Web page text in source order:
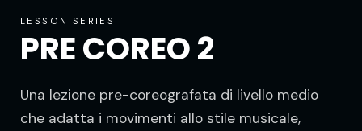
LESSON SERIES
PRE COREO 2
Una lezione pre-coreografata di livello medio
che adatta i movimenti allo stile musicale,